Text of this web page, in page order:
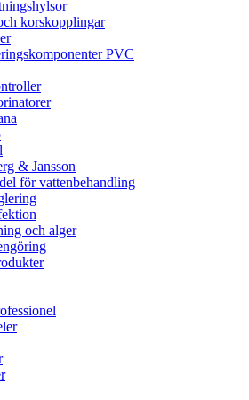
korskopplingar
PVC
& Jansson
för vattenbehandling
och alger